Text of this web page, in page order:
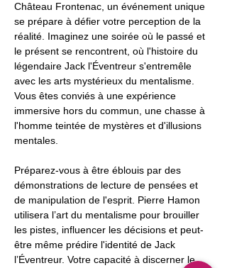
Château Frontenac, un événement unique
se prépare à défier votre perception de la
réalité. Imaginez une soirée où le passé et
le présent se rencontrent, où l'histoire du
légendaire Jack l'Éventreur s'entremêle
avec les arts mystérieux du mentalisme.
Vous êtes conviés à une expérience
immersive hors du commun, une chasse à
l'homme teintée de mystères et d'illusions
mentales.
Préparez-vous à être éblouis par des
démonstrations de lecture de pensées et
de manipulation de l'esprit. Pierre Hamon
utilisera l’art du mentalisme pour brouiller
les pistes, influencer les décisions et peut-
être même prédire l'identité de Jack
l’Éventreur. Votre capacité à discerner le